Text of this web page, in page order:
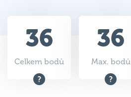
36
Celkem bodů
36
Max. bodů